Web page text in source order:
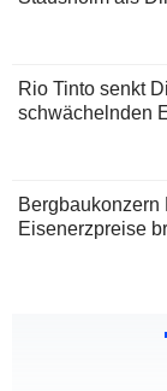
Rio Tinto senkt
schwächelnden
Bergbaukonzern
Eisenerzpreise